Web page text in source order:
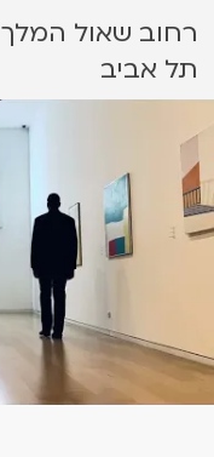
רחוב שאול המלך 27,
תל אביב